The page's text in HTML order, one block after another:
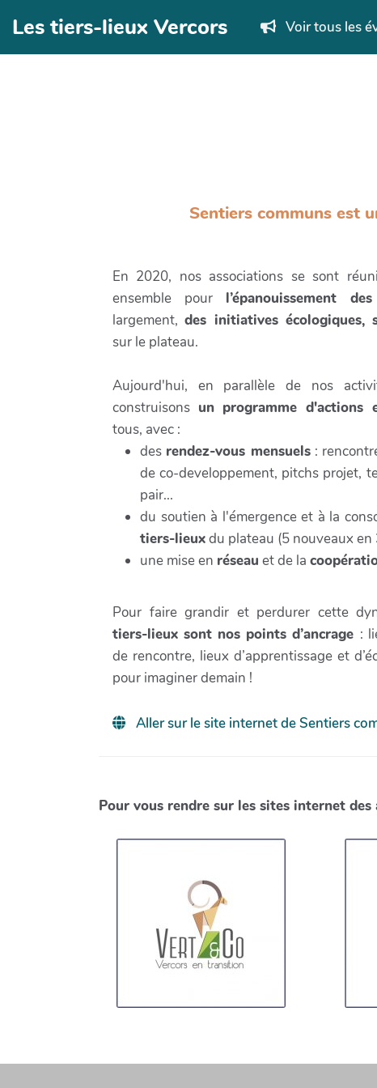
Aller au contenu principal
Les tiers-lieux Vercors Voir tous les
Sentiers communs est
En 2020, nos associations se sont
ensemble pour l’épanouissement
largement,des initiatives écologiques,
sur le plateau.
Aujourd'hui, en parallèle de nos
construisons un programme d'actions
tous, avec :
des rendez-vous mensuels:
de co-developpement, pitchs projet,
pair...
du soutien à l'émergence et à la
tiers-lieuxdu plateau (5 nouveaux en
une mise en réseau et de la
Pour faire grandir et perdurer cette
tiers-lieux sont nos points d’ancrage :
de rencontre, lieux d’apprentissage et
pour imaginer demain !
Aller sur le site internet de Sentiers
Pour vous rendre sur les sites internet